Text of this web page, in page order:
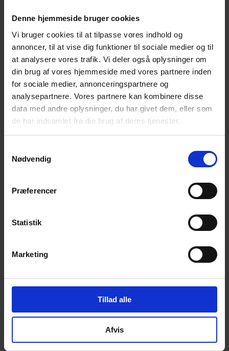
Denne hjemmeside bruger cookies
Vi bruger cookies til at tilpasse vores indhold og
annoncer, til at vise dig funktioner til sociale medier og til
at analysere vores trafik. Vi deler også oplysninger om
din brug af vores hjemmeside med vores partnere inden
for sociale medier, annonceringspartnere og
analysepartnere. Vores partnere kan kombinere disse
data med andre oplysninger, du har givet dem, eller som
de har indsamlet fra din brug af deres tjenester.
Nødvendig
Præferencer
Statistik
Marketing
Tillad alle
Afvis
Destination B Klar til en udfordring? Kom først med
enkelt, og alligevel vil jeres rejse rundt i København
blive alt andet en let.I ved nemlig ikke, hvor
destination B er, endnu. Tør I prøve? Book nu Det
hele...
Tracking teambuilding
afJonas|maj 22, 2026
GPS teambuilding spil, der er designet til at træne
fællesskabet og samarbejdet i hvert team.
afsted, alt imens agenterne i marken jagter poster.
Seneste indlæg